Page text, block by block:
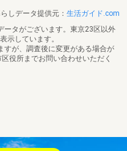
しデータ提供元： 生活ガイド.com
ータがございます。東京23区以外
示しています。
すが、調査後に変更がある場合が
役所までお問い合わせいただく